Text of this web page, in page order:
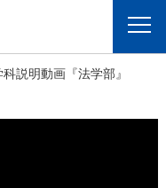
Menu
説明動画『法学部』